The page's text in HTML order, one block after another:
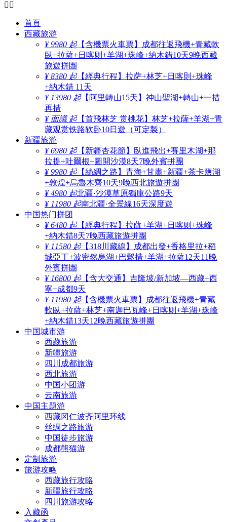
 
首頁
西藏旅游
¥ 9980 起【含機票火車票】成都往返飛機+青藏軟
臥+拉薩+日喀则+羊湖+珠峰+納木錯10天9晚西藏
旅遊拼團
¥ 8380 起【經典行程】拉萨+林芝+日喀則+珠峰
+納木錯 11天
¥ 13980 起【阿里轉山15天】神山聖湖+轉山+一措
再措
¥ 面議 起【首飛林芝 赏桃花】林芝+拉薩+羊湖+青
藏观赏铁路软卧10日遊（可定製）
新疆旅游
¥ 6980 起【新疆杏花節】臥進飛出+賽里木湖+那
拉提+吐爾根+圖開沙漠8天7晚外賓拼團
¥ 9980 起【絲綢之路】青海+甘肅+新疆+茶卡鹽湖
+敦煌+烏魯木齊10天9晚西北旅遊拼團
¥ 4980 起北疆·沙漠草原獨庫公路9天
¥ 11980 起南北疆·全景線16天深度遊
中国热门拼团
¥ 6480 起【經典行程】拉薩+羊湖+日喀则+珠峰
+納木錯8天7晚西藏旅遊拼團
¥ 11580 起【318川藏線】成都出發+香格里拉+稻
城亞丁+波密然烏湖+巴鬆措+羊湖+拉薩12天11晚
外賓拼團
¥ 16800 起【含大交通】吉隆坡/新加坡—西藏+西
寧+成都9天
¥ 11980 起【含機票火車票】成都往返飛機+青藏
軟臥+拉薩+林芝+南迦巴瓦峰+日喀则+羊湖+珠峰
+納木錯13天12晚西藏旅遊拼團
中国城市游
西藏旅游
新疆旅游
四川成都旅游
西北旅游
中国小团游
云南旅游
中国主题游
西藏冈仁波齐阿里环线
丝绸之路旅游
中国徒步旅游
成都熊猫游
定制旅游
旅游攻略
西藏旅行攻略
新疆旅行攻略
四川旅游攻略
入藏函